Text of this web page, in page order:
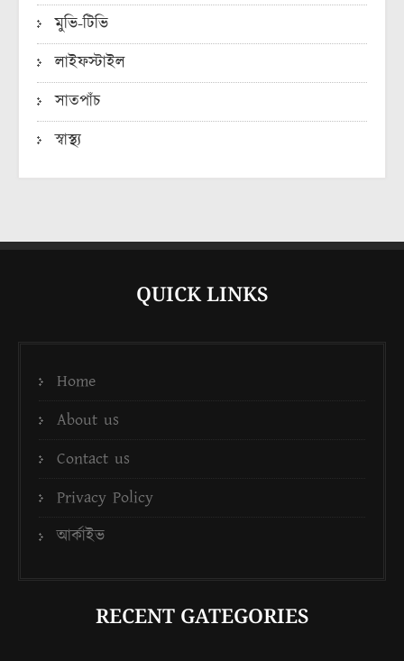
মুভি-টিভি
লাইফস্টাইল
সাতপাঁচ
স্বাস্থ্য
QUICK LINKS
Home
About us
Contact us
Privacy Policy
আর্কাইভ
RECENT GATEGORIES